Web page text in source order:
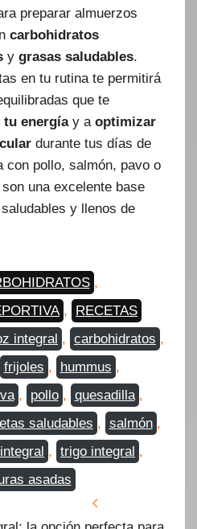
preparar almuerzos
carbohidratos
y grasas saludables.
en tu rutina te permitirá
que te
tu energíay a optimizar
durante tus días de
con pollo, salmón, pavo o
una excelente base
y llenos de
,
,
RECETAS
integral , carbohidratos ,
frijoles , hummus ,
, pollo , quesadilla ,
saludables , salmón ,
, trigo integral ,
asadas